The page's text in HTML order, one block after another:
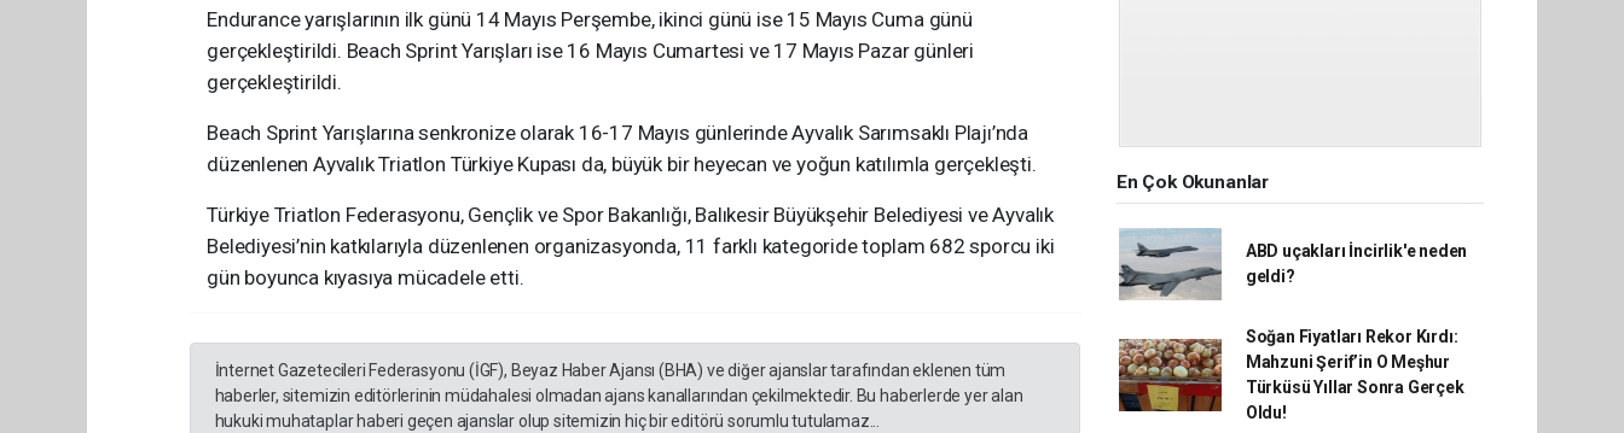
Endurance yarışlarının ilk günü 14 Mayıs Perşembe, ikinci günü ise 15 Mayıs Cuma günü
gerçekleştirildi. Beach Sprint Yarışları ise 16 Mayıs Cumartesi ve 17 Mayıs Pazar günleri
gerçekleştirildi.
Beach Sprint Yarışlarına senkronize olarak 16-17 Mayıs günlerinde Ayvalık Sarımsaklı Plajı’nda
düzenlenen Ayvalık Triatlon Türkiye Kupası da, büyük bir heyecan ve yoğun katılımla gerçekleşti.
Türkiye Triatlon Federasyonu, Gençlik ve Spor Bakanlığı, Balıkesir Büyükşehir Belediyesi ve Ayvalık
Belediyesi’nin katkılarıyla düzenlenen organizasyonda, 11 farklı kategoride toplam 682 sporcu iki
gün boyunca kıyasıya mücadele etti.
İnternet Gazetecileri Federasyonu (İGF), Beyaz Haber Ajansı (BHA) ve diğer ajanslar tarafından eklenen tüm
haberler, sitemizin editörlerinin müdahalesi olmadan ajans kanallarından çekilmektedir. Bu haberlerde yer alan
hukuki muhataplar haberi geçen ajanslar olup sitemizin hiç bir editörü sorumlu tutulamaz...
En Çok Okunanlar
ABD uçakları İncirlik'e neden
geldi?
Soğan Fiyatları Rekor Kırdı:
Mahzuni Şerif’in O Meşhur
Türküsü Yıllar Sonra Gerçek
Oldu!